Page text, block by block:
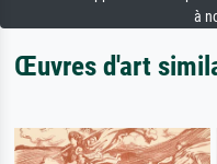
à
Œuvres d'art